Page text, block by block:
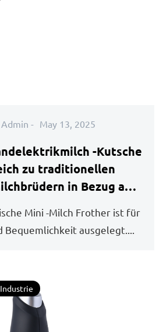
- May 13, 2025
-Kutsche
zu traditionellen
in Bezug auf
ausgelegt....